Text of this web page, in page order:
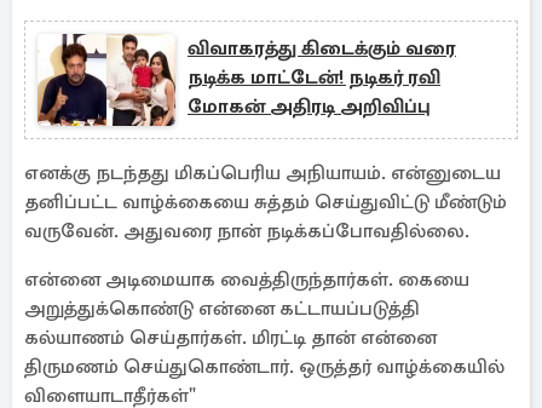
விவாகரத்து கிடைக்கும் வரை
நடிக்க மாட்டேன்! நடிகர் ரவி
மோகன் அதிரடி அறிவிப்பு
எனக்கு நடந்தது மிகப்பெரிய அநியாயம். என்னுடைய
தனிப்பட்ட வாழ்க்கையை சுத்தம் செய்துவிட்டு மீண்டும்
வருவேன். அதுவரை நான் நடிக்கப்போவதில்லை.
என்னை அடிமையாக வைத்திருந்தார்கள். கையை
அறுத்துக்கொண்டு என்னை கட்டாயப்படுத்தி
கல்யாணம் செய்தார்கள். மிரட்டி தான் என்னை
திருமணம் செய்துகொண்டார். ஒருத்தர் வாழ்க்கையில்
விளையாடாதீர்கள்"